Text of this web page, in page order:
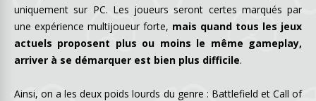
uniquement sur PC. Les joueurs seront certes marqués par
une expérience multijoueur forte, mais quand tous les jeux
actuels proposent plus ou moins le même gameplay,
arriver à se démarquer est bien plus difficile.
Ainsi, on a les deux poids lourds du genre : Battlefield et Call of